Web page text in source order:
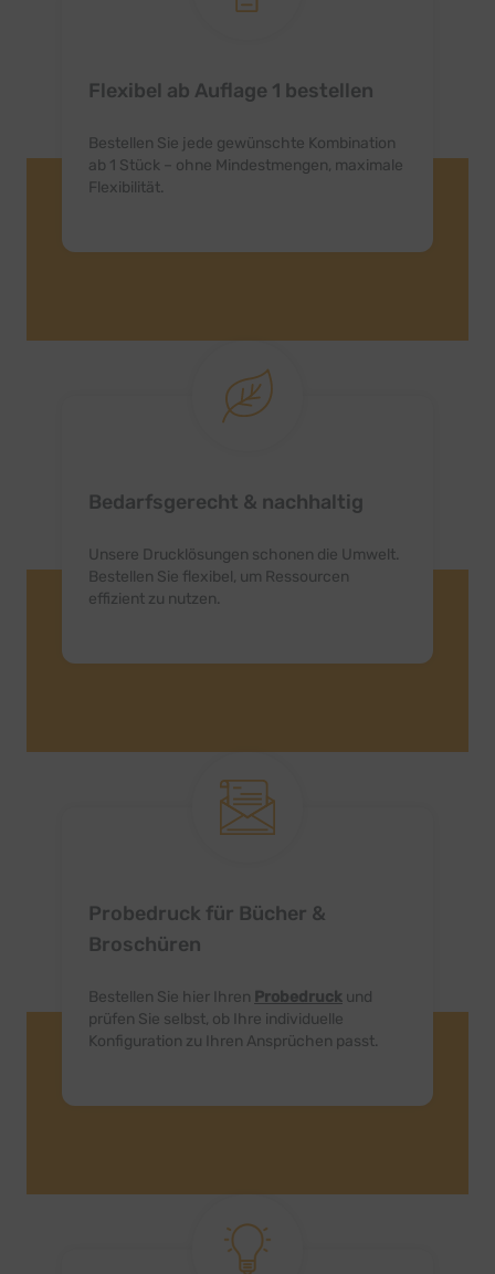
Flexibel ab Auflage 1 bestellen
Bestellen Sie jede gewünschte Kombination
ab 1 Stück – ohne Mindestmengen, maximale
Flexibilität.
Bedarfsgerecht & nachhaltig
Unsere Drucklösungen schonen die Umwelt.
Bestellen Sie flexibel, um Ressourcen
effizient zu nutzen.
Probedruck für Bücher &
Broschüren
Bestellen Sie hier Ihren Probedruck und
prüfen Sie selbst, ob Ihre individuelle
Konfiguration zu Ihren Ansprüchen passt.